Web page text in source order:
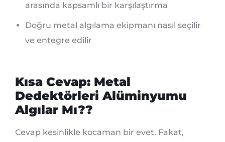
arasında kapsamlı bir karşılaştırma
Doğru metal algılama ekipmanı nasıl seçilir
ve entegre edilir
Kısa Cevap: Metal
Dedektörleri Alüminyumu
Algılar Mı??
Cevap kesinlikle kocaman bir evet. Fakat,